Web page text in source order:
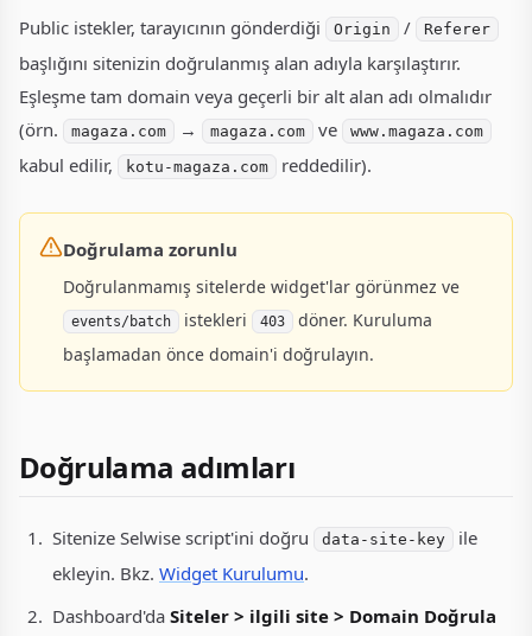
Public istekler, tarayıcının gönderdiği Origin / Referer
başlığını sitenizin doğrulanmış alan adıyla karşılaştırır.
Eşleşme tam domain veya geçerli bir alt alan adı olmalıdır
(örn.
magaza.com → magaza.com ve www.magaza.com
kabul edilir, kotu-magaza.com reddedilir).
Doğrulama zorunlu
Doğrulanmamış sitelerde widget'lar görünmez ve
events/batch istekleri 403
döner. Kuruluma
başlamadan önce domain'i doğrulayın.
Doğrulama adımları
Sitenize Selwise script'ini doğru data-site-key
ile
ekleyin. Bkz. Widget Kurulumu.
Dashboard'da Siteler > ilgili site > Domain Doğrula